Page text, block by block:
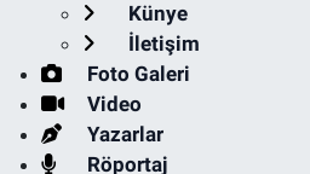
Künye
İletişim
Foto Galeri
Video
Yazarlar
Röportaj